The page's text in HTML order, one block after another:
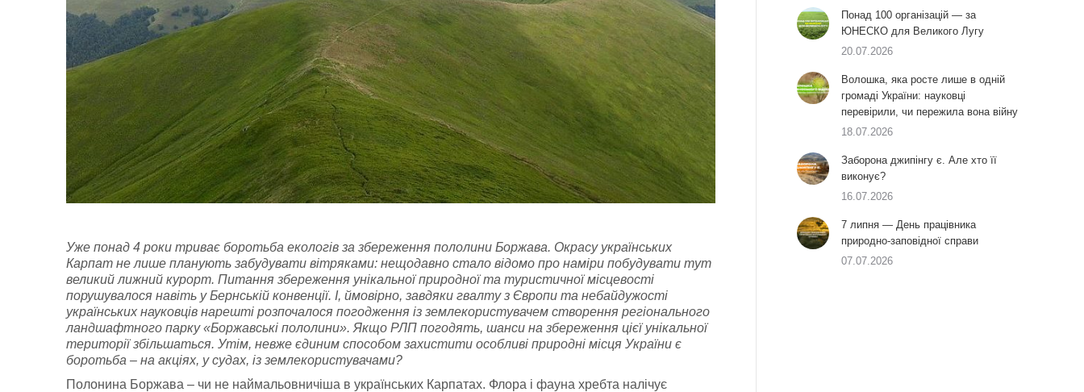
Уже понад 4 роки триває боротьба екологів за збереження пололини Боржава. Окрасу українських
Карпат не лише планують забудувати вітряками: нещодавно стало відомо про наміри побудувати тут
великий лижний курорт. Питання збереження унікальної природної та туристичної місцевості
порушувалося навіть у Бернській конвенції. І, ймовірно, завдяки гвалту з Європи та небайдужості
українських науковців нарешті розпочалося погодження із землекористувачем створення регіонального
ландшафтного парку «Боржавські пололини». Якщо РЛП погодять, шанси на збереження цієї унікальної
території збільшаться. Утім, невже єдиним способом захистити особливі природні місця України є
боротьба – на акціях, у судах, із землекористувачами?
Полонина Боржава – чи не наймальовничіша в українських Карпатах. Флора і фауна хребта налічує
Понад 100 організацій — за
ЮНЕСКО для Великого Лугу
20.07.2026
Волошка, яка росте лише в одній
громаді України: науковці
перевірили, чи пережила вона війну
18.07.2026
Заборона джипінгу є. Але хто її
виконує?
16.07.2026
7 липня — День працівника
природно-заповідної справи
07.07.2026